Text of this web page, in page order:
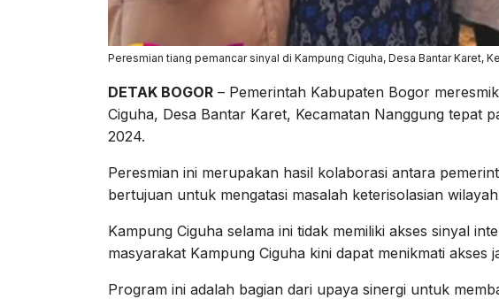
Peresmian tiang pemancar sinyal di Kampung Ciguha, Desa Bantar Karet,
DETAK BOGOR – Pemerintah Kabupaten Bogor
Ciguha, Desa Bantar Karet, Kecamatan Nanggung tepat
2024.
Peresmian ini merupakan hasil kolaborasi antara
bertujuan untuk mengatasi masalah keterisolasian
Kampung Ciguha selama ini tidak memiliki akses sinyal
masyarakat Kampung Ciguha kini dapat menikmati akses
Program ini adalah bagian dari upaya sinergi untuk